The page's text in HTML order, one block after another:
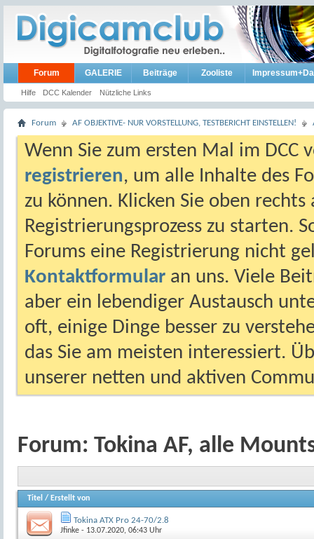
Forum
Hilfe DCC Kalender Nützliche Links
GALERIE Beiträge Zooliste
Forum AF OBJEKTIVE- NUR VORSTELLUNG, TESTBERICHT EINSTELLEN!
Wenn Sie zum ersten Mal im DCC
registrieren, um alle Inhalte des
zu können. Klicken Sie oben
Registrierungsprozess zu starten.
Forums eine Registrierung nicht
Kontaktformular an uns. Viele
aber ein lebendiger Austausch
oft, einige Dinge besser zu
das Sie am meisten interessiert.
unserer netten und aktiven
Forum: Tokina AF, alle
Titel / Erstellt von
Tokina ATX Pro 24-70/2.8
Jfinke - 13.07.2020, 06:43 Uhr